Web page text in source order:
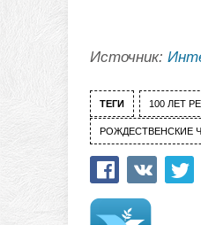
Источник:
ТЕГИ 100 ЛЕТ
РОЖДЕСТВЕНСКИЕ